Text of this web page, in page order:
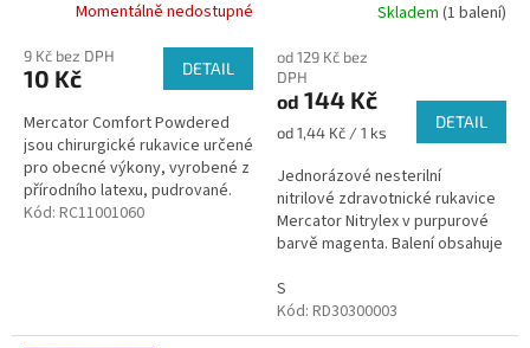
Powdered EO, pudrované,
Momentálně nedostupné
9 Kč bez DPH
10 Kč DETAIL
Mercator Comfort Powdered
jsou chirurgické rukavice určené
pro obecné výkony, vyrobené z
přírodního latexu, pudrované.
Obsah balení: Jeden pár sterilně
Kód: RC11001060
Skladem (1 balení)
od 129 Kč bez
DPH
od 144 Kč
Měrná
od 1,44 Kč / 1 ks
DETAIL
Jednorázové nesterilní
nitrilové zdravotnické rukavice
Mercator Nitrylex v purpurové
barvě magenta. Balení obsahuje
S
Kód: RD30300003